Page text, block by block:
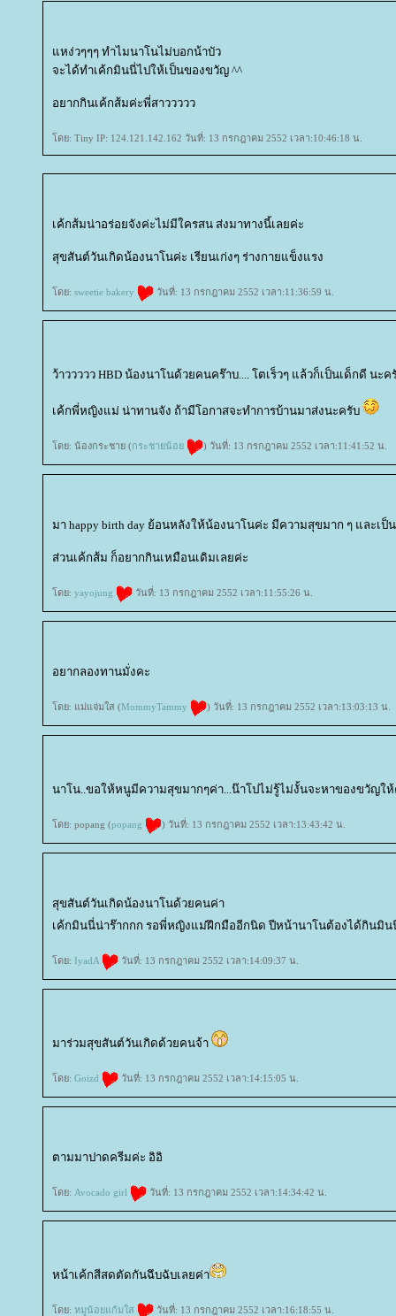
หง่วๆๆๆ ทำไมนาโนไม่บอกน้าบัว
จะได้ทำเค้กมินนี่ไปให้เป็นของขวัญ ^^
อยากกินเค้กส้มค่ะพี่สาววววว
ดย: Tiny IP: 124.121.142.162 วันที่: 13 กรกฎาคม 2552 เวลา:10:46:18 น.
เค้กส้มน่าอร่อยจังค่ะไม่มีใครสน ส่งมาทางนี้เลยค่ะ
สุขสันต์วันเกิดน้องนาโนค่ะ เรียนเก่งๆ ร่างกายแข็งแรง
ดย: sweetie bakery วันที่: 13 กรกฎาคม 2552 เวลา:11:36:59 น.
ว้าววววว HBD น้องนาโนด้วยคนคร๊าบ.... โตเร็วๆ แล้วก็เป็นเด็กดี นะค
เค้กพี่หญิงแม่ น่าทานจัง ถ้ามีโอกาสจะทำการบ้านมาส่งนะครับ
ดย: น้องกระชาย (กระชายน้อ ) วันที่: 13 กรกฎาคม 2552 เวลา:11:41:52 น.
มา happy birth day ย้อนหลังให้น้องนาโนค่ะ มีความสุขมาก ๆ และเป็
ส่วนเค้กส้ม ก็อยากกินเหมือนเดิมเลยค่ะ
ดย: yayojung วันที่: 13 กรกฎาคม 2552 เวลา:11:55:26 น.
อยากลองทานมั่งคะ
ดย: แม่แจ่มใส (MommyTammy ) วันที่: 13 กรกฎาคม 2552 เวลา:13:03:13 น.
นาโน..ขอให้หนูมีความสุขมากๆค่า...น๊าโปไม่รู้ไม่งั้นจะหาของขวัญให้
ดย: popang (popang ) วันที่: 13 กรกฎาคม 2552 เวลา:13:43:42 น.
สุขสันต์วันเกิดน้องนาโนด้วยคนค่า
เค้กมินนี่น่าร๊ากกก รอพี่หญิงแม่ฝึกมืออีกนิด ปีหน้านาโนต้องได้กิน
ดย: IyadA วันที่: 13 กรกฎาคม 2552 เวลา:14:09:37 น.
มาร่วมสุขสันต์วันเกิดด้วยคนจ้า
ดย: Goizd วันที่: 13 กรกฎาคม 2552 เวลา:14:15:05 น.
ตามมาปาดครีมค่ะ อิอิ
ดย: Avocado girl วันที่: 13 กรกฎาคม 2552 เวลา:14:34:42 น.
หน้าเค้กสีสดตัดกันฉึบฉับเลยค่า
ดย: หมูน้อยแก้มใส วันที่: 13 กรกฎาคม 2552 เวลา:16:18:55 น.